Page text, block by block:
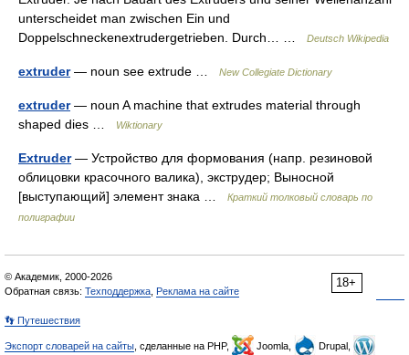
unterscheidet man zwischen Ein und
Doppelschneckenextrudergetrieben. Durch… …
Deutsch Wikipedia
extruder— noun see extrude … New Collegiate Dictionary
extruder— noun A machine that extrudes material through
shaped dies …
Wiktionary
Extruder— Устройство для формования (напр. резиновой
облицовки красочного валика), экструдер; Выносной
[выступающий] элемент знака …
Краткий толковый словарь по
полиграфии
18+
© Академик, 2000-2026
Обратная связь: Техподдержка Реклама на сайте
👣 Путешествия
Экспорт словарей на сайты , сделанные на PHP, Joomla, Drupal,